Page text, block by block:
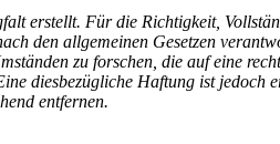
erstellt. Für die Richtigkeit,
den allgemeinen Gesetzen
zu forschen, die auf eine
diesbezügliche Haftung ist
entfernen.